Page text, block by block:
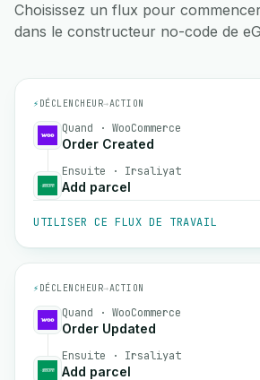
Choisissez un flux pour
dans le constructeur no-code de
⚡ DÉCLENCHEUR→ACTION
Quand · WooCommerce
Order Created
Ensuite · Irsaliyat
Add parcel
UTILISER CE FLUX DE TRAVAIL
⚡ DÉCLENCHEUR→ACTION
Quand · WooCommerce
Order Updated
Ensuite · Irsaliyat
Add parcel